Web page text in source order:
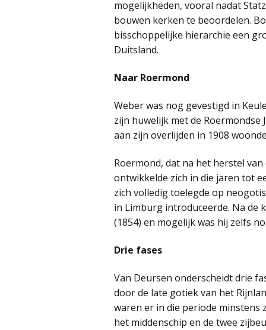
mogelijkheden, vooral nadat
bouwen kerken te beoordelen.
bisschoppelijke hierarchie een
Duitsland.
Naar Roermond
Weber was nog gevestigd in
zijn huwelijk met de Roermondse
aan zijn overlijden in 1908
Roermond, dat na het herstel
ontwikkelde zich in die jaren tot
zich volledig toelegde op
in Limburg introduceerde. Na de
(1854) en mogelijk was hij zelfs
Drie fases
Van Deursen onderscheidt drie
door de late gotiek van het
waren er in die periode minstens
het middenschip en de twee